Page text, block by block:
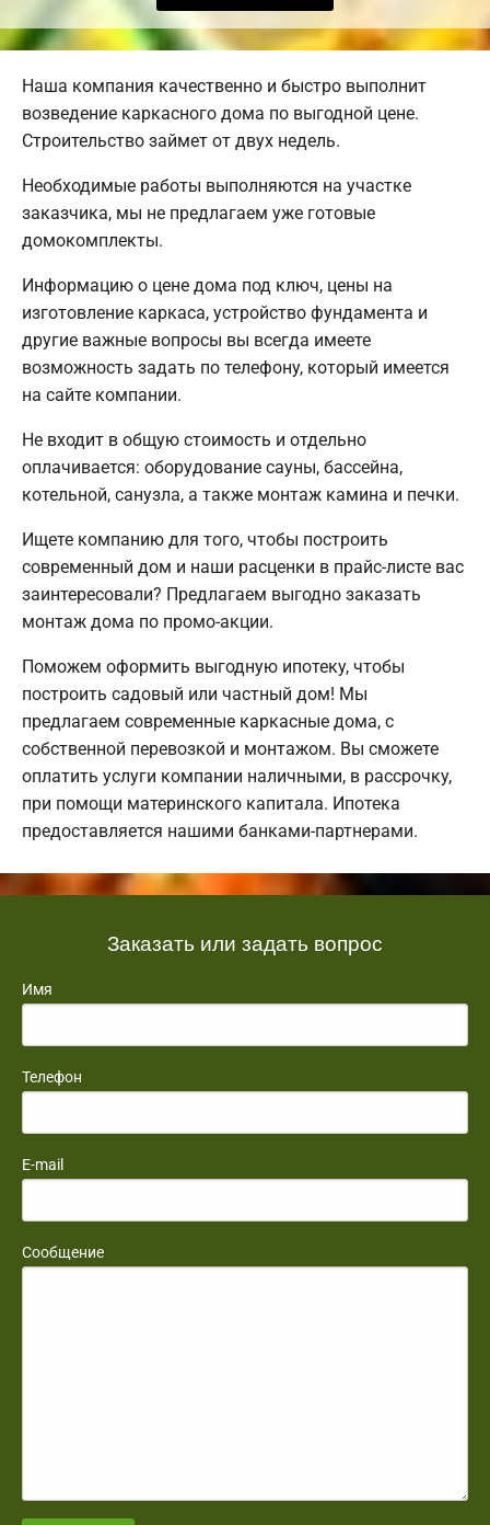
Наша компания качественно и быстро выполнит
возведение каркасного дома по выгодной цене.
Строительство займет от двух недель.
Необходимые работы выполняются на участке
заказчика, мы не предлагаем уже готовые
домокомплекты.
Информацию о цене дома под ключ, цены на
изготовление каркаса, устройство фундамента и
другие важные вопросы вы всегда имеете
возможность задать по телефону, который имеется
на сайте компании.
Не входит в общую стоимость и отдельно
оплачивается: оборудование сауны, бассейна,
котельной, санузла, а также монтаж камина и печки.
Ищете компанию для того, чтобы построить
современный дом и наши расценки в прайс-листе вас
заинтересовали? Предлагаем выгодно заказать
монтаж дома по промо-акции.
Поможем оформить выгодную ипотеку, чтобы
построить садовый или частный дом! Мы
предлагаем современные каркасные дома, с
собственной перевозкой и монтажом. Вы сможете
оплатить услуги компании наличными, в рассрочку,
при помощи материнского капитала. Ипотека
предоставляется нашими банками-партнерами.
Заказать или задать вопрос
Имя
Телефон
E-mail
Сообщение